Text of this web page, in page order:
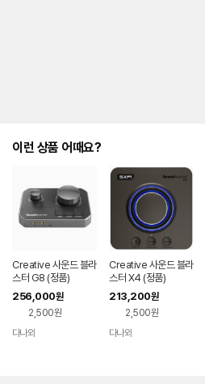
이런 상품 어때요?
Creative 사운드 블라
스터 G8 (정품)
256,000원
2,500원
다나와
Creative 사운드 블라
스터 X4 (정품)
213,200원
2,500원
다나와